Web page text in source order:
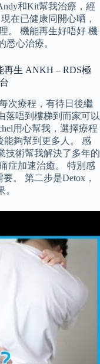
和Kit幫我治療，經
在已健康同開心晒，
。 機能再生好唔好 機
悉心治療。
再生 ANKH – RDS極
次療程，有待日後繼
落唔到樓梯到而家可以
用心幫我，選擇療程
能夠幫到更多人。 感
技術幫我解決了多年的
症加速治癒。 特別感
。 第二步是Detox，